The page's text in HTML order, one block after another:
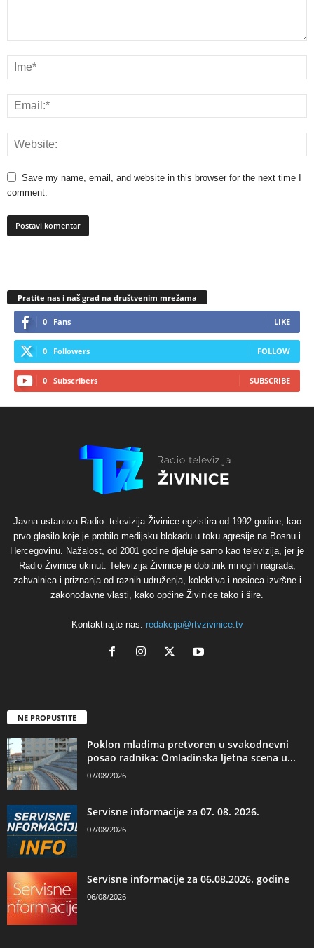
Save my name, email, and website in this browser for the next time I
comment.
Pratite nas i naš grad na društvenim mrežama
0 Fans LIKE
0 Followers FOLLOW
0 Subscribers SUBSCRIBE
Javna ustanova Radio- televizija Živinice egzistira od 1992 godine, kao
prvo glasilo koje je probilo medijsku blokadu u toku agresije na Bosnu i
Hercegovinu. Nažalost, od 2001 godine djeluje samo kao televizija, jer je
Radio Živinice ukinut. Televizija Živinice je dobitnik mnogih nagrada,
zahvalnica i priznanja od raznih udruženja, kolektiva i nosioca izvršne i
zakonodavne vlasti, kako općine Živinice tako i šire.
Kontaktirajte nas: redakcija@rtvzivinice.tv
NE PROPUSTITE
Poklon mladima pretvoren u svakodnevni
posao radnika: Omladinska ljetna scena u...
07/08/2026
Servisne informacije za 07. 08. 2026.
07/08/2026
Servisne informacije za 06.08.2026. godine
06/08/2026